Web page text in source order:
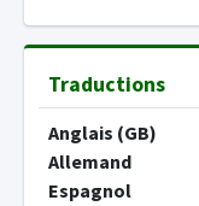
Traductions
Anglais (GB)
Allemand
Espagnol